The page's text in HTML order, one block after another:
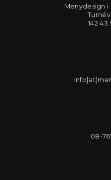
Menydesign
142
08-